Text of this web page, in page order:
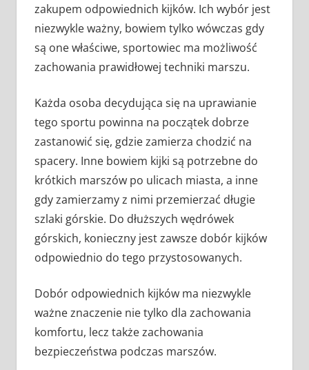
zakupem odpowiednich kijków. Ich wybór jest
niezwykle ważny, bowiem tylko wówczas gdy
są one właściwe, sportowiec ma możliwość
zachowania prawidłowej techniki marszu.
Każda osoba decydująca się na uprawianie
tego sportu powinna na początek dobrze
zastanowić się, gdzie zamierza chodzić na
spacery. Inne bowiem kijki są potrzebne do
krótkich marszów po ulicach miasta, a inne
gdy zamierzamy z nimi przemierzać długie
szlaki górskie. Do dłuższych wędrówek
górskich, konieczny jest zawsze dobór kijków
odpowiednio do tego przystosowanych.
Dobór odpowiednich kijków ma niezwykle
ważne znaczenie nie tylko dla zachowania
komfortu, lecz także zachowania
bezpieczeństwa podczas marszów.